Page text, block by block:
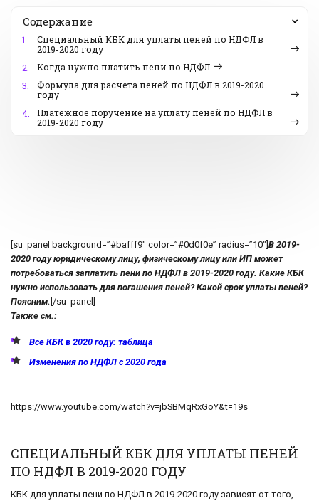
Содержание
1.
Специальный КБК для уплаты пеней по НДФЛ в
2019-2020 году
2.
Когда нужно платить пени по НДФЛ
3.
Формула для расчета пеней по НДФЛ в 2019-2020
году
4.
Платежное поручение на уплату пеней по НДФЛ в
2019-2020 году
[su_panel background=”#bafff9″ color=”#0d0f0e” radius=”10″] В 2019-
2020 году юридическому лицу, физическому лицу или ИП может
потребоваться заплатить пени по НДФЛ в 2019-2020 году. Какие КБК
нужно использовать для погашения пеней? Какой срок уплаты пеней?
Поясним. [/su_panel]
Также см.:
Все КБК в 2020 году: таблица
Изменения по НДФЛ с 2020 года
https://www.youtube.com/watch?v=jbSBMqRxGoY&t=19s
СПЕЦИАЛЬНЫЙ КБК ДЛЯ УПЛАТЫ ПЕНЕЙ
ПО НДФЛ В 2019-2020 ГОДУ
КБК для уплаты пени по НДФЛ в 2019-2020 году зависят от того,